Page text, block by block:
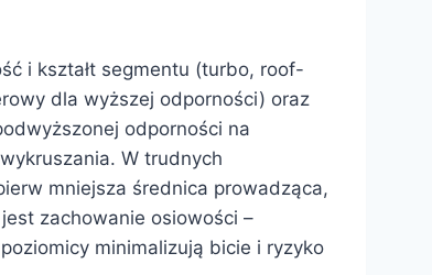
i kształt segmentu (turbo, roof-
dla wyższej odporności) oraz
odporności na
W trudnych
mniejsza średnica prowadząca,
zachowanie osiowości –
minimalizują bicie i ryzyko